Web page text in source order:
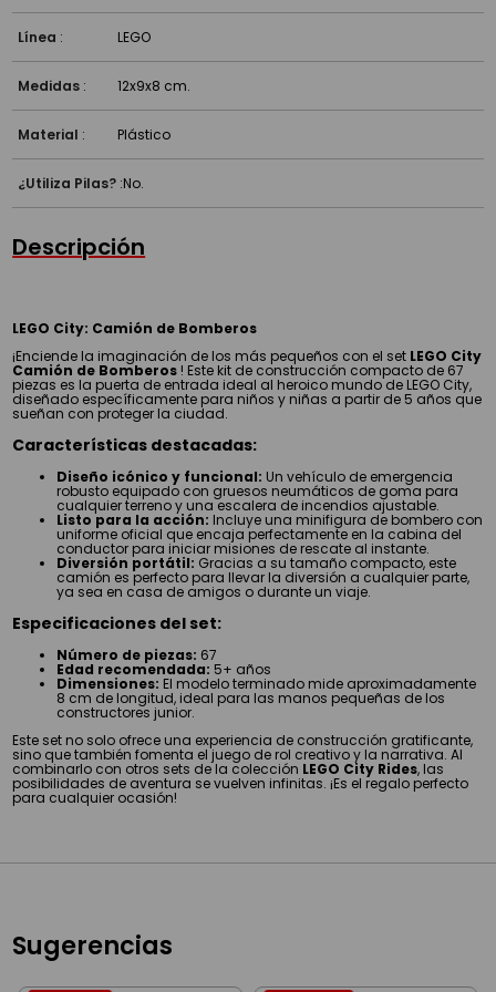
Línea : LEGO
Medidas : 12x9x8 cm.
Material : Plástico
¿Utiliza Pilas? :No.
Descripción
LEGO City: Camión de Bomberos
¡Enciende la imaginación de los más pequeños con el set LEGO City
Camión de Bomberos ! Este kit de construcción compacto de 67
piezas es la puerta de entrada ideal al heroico mundo de LEGO City,
diseñado específicamente para niños y niñas a partir de 5 años que
sueñan con proteger la ciudad.
Características destacadas:
Diseño icónico y funcional: Un vehículo de emergencia
robusto equipado con gruesos neumáticos de goma para
cualquier terreno y una escalera de incendios ajustable.
Listo para la acción: Incluye una minifigura de bombero con
uniforme oficial que encaja perfectamente en la cabina del
conductor para iniciar misiones de rescate al instante.
Diversión portátil: Gracias a su tamaño compacto, este
camión es perfecto para llevar la diversión a cualquier parte,
ya sea en casa de amigos o durante un viaje.
Especificaciones del set:
Número de piezas: 67
Edad recomendada: 5+ años
Dimensiones: El modelo terminado mide aproximadamente
8 cm de longitud, ideal para las manos pequeñas de los
constructores junior.
Este set no solo ofrece una experiencia de construcción gratificante,
sino que también fomenta el juego de rol creativo y la narrativa. Al
combinarlo con otros sets de la colección LEGO City Rides, las
posibilidades de aventura se vuelven infinitas. ¡Es el regalo perfecto
para cualquier ocasión!
Sugerencias